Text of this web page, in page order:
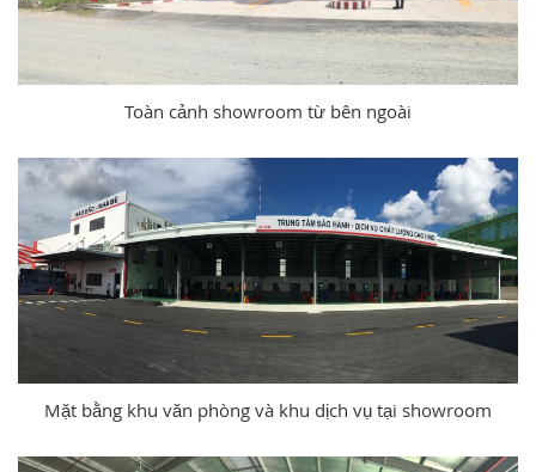
Toàn cảnh showroom từ bên ngoài
Mặt bằng khu văn phòng và khu dịch vụ tại showroom